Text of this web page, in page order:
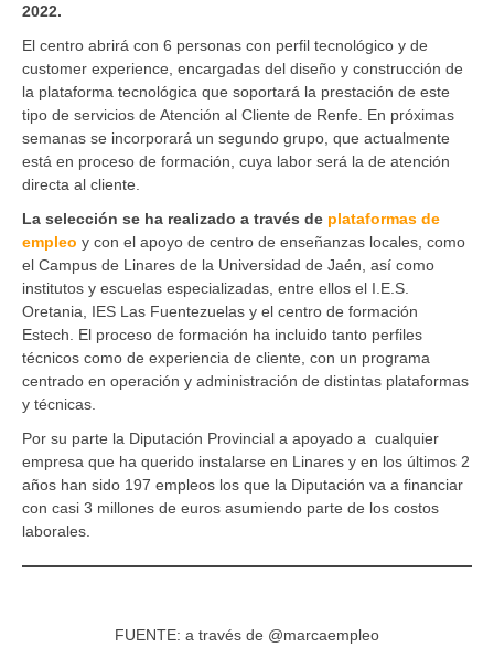
2022.
El centro abrirá con 6 personas con perfil tecnológico y de
customer experience, encargadas del diseño y construcción de
la plataforma tecnológica que soportará la prestación de este
tipo de servicios de Atención al Cliente de Renfe. En próximas
semanas se incorporará un segundo grupo, que actualmente
está en proceso de formación, cuya labor será la de atención
directa al cliente.
La selección se ha realizado a través de plataformas de
empleo y con el apoyo de centro de enseñanzas locales, como
el Campus de Linares de la Universidad de Jaén, así como
institutos y escuelas especializadas, entre ellos el I.E.S.
Oretania, IES Las Fuentezuelas y el centro de formación
Estech. El proceso de formación ha incluido tanto perfiles
técnicos como de experiencia de cliente, con un programa
centrado en operación y administración de distintas plataformas
y técnicas.
Por su parte la Diputación Provincial a apoyado a cualquier
empresa que ha querido instalarse en Linares y en los últimos 2
años han sido 197 empleos los que la Diputación va a financiar
con casi 3 millones de euros asumiendo parte de los costos
laborales.
FUENTE: a través de @marcaempleo